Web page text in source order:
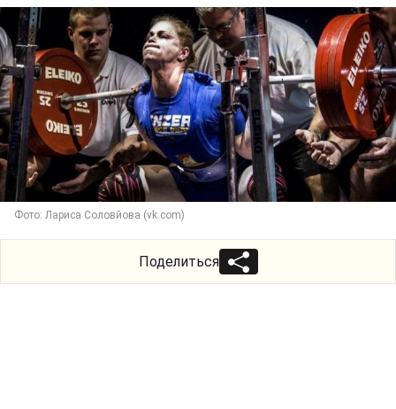
Фото: Лариса Соловйова (vk.com)
Поделиться